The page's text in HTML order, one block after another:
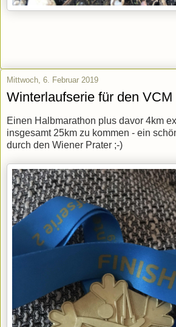
Mittwoch, 6. Februar 2019
Winterlaufserie für den VCM
Einen Halbmarathon plus davor 4km
insgesamt 25km zu kommen - ein
durch den Wiener Prater ;-)